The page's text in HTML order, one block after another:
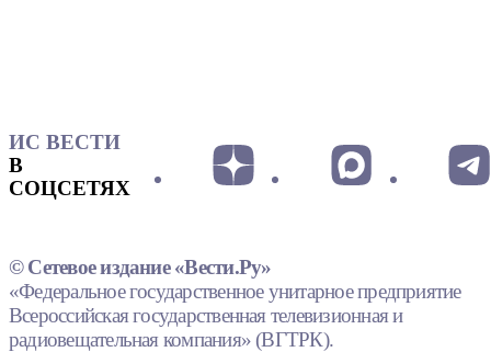
ИС ВЕСТИ
В
СОЦСЕТЯХ
© Сетевое издание «Вести.Ру»
«Федеральное государственное унитарное предприятие
Всероссийская государственная телевизионная и
радиовещательная компания» (ВГТРК).